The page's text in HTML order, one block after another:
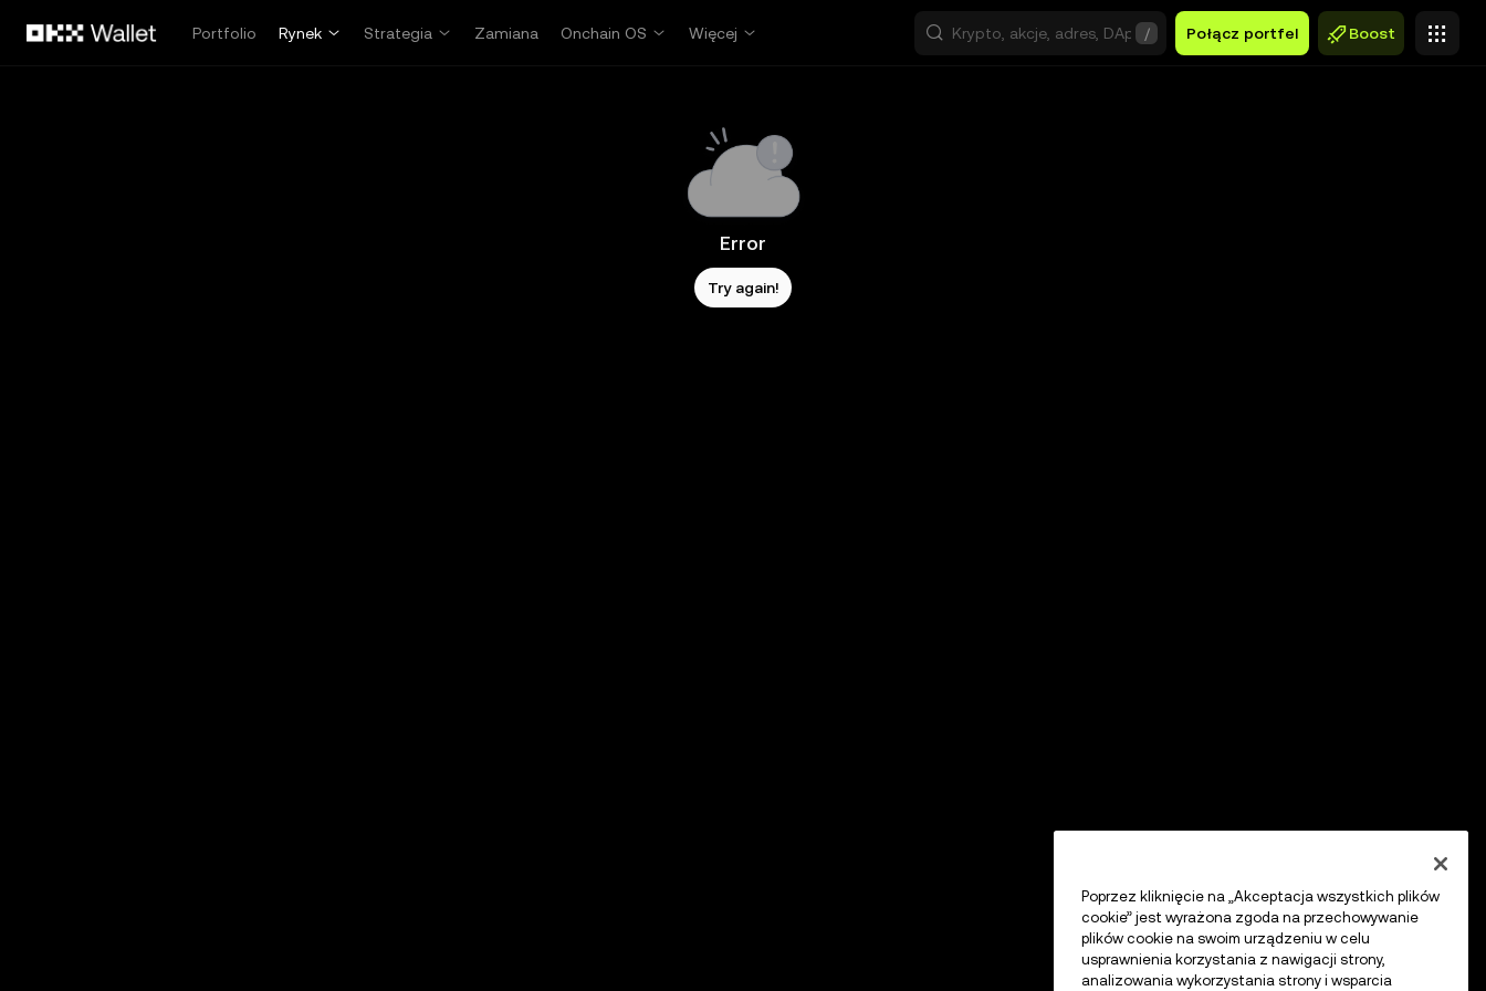
Portfolio
Rynek Strategia Zamiana Onchain OS Więcej / Połącz portfel Boost
Error
Try again!
Poprzez kliknięcie na „Akceptacja wszystkich plików
cookie” jest wyrażona zgoda na przechowywanie
plików cookie na swoim urządzeniu w celu
usprawnienia korzystania z nawigacji strony,
analizowania wykorzystania strony i wsparcia